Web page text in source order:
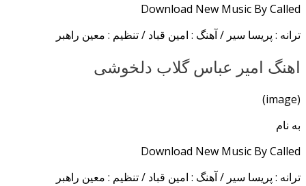
Download New Music By Called
ترانه : پریسا سیر / آهنگ : امین قباد / تنظیم : معین راهبر
اهنگ امیر عباس گلاب دلخوشی
(image)
به نام
Download New Music By Called
ترانه : پریسا سیر / آهنگ : امین قباد / تنظیم : معین راهبر